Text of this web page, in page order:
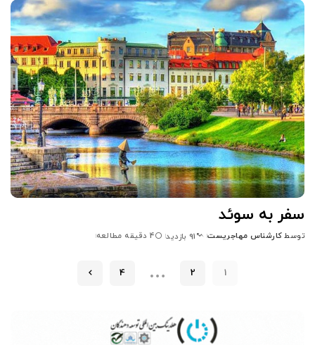
سفر به سوئد
توسط کارشناس مهاجریست 91 بازدید 4 دقیقه مطالعه
1
2
…
4